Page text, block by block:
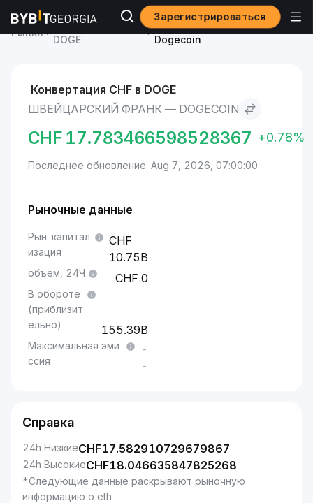
Зарегистрироваться
Рынки
Курс Dogecoin
DOGE
Швейцарский франк to
Dogecoin
Конвертация CHF в DOGE
ШВЕЙЦАРСКИЙ ФРАНК — DOGECOIN
CHF 17.783466598528367 +0.78%
Последнее обновление: Aug 7, 2026, 07:00:00
Рыночные данные
Рын. капитал
изация
10.75B
объем, 24Ч 0
В обороте
(приблизит
ельно)
155.39B
Максимальная эми
ссия
-
-
Справка
24h НизкиеCHF17.582910729679867
24h ВысокиеCHF18.046635847825268
*Следующие данные раскрывают рыночную
информацию о eth